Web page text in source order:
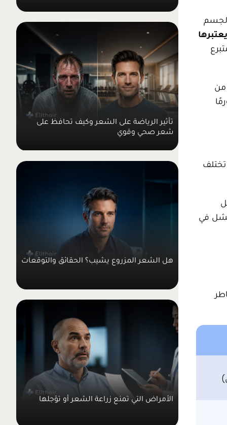
من
في
تأثير الرياضة على الشعر وكيف تحافظ على
شعر صحي وقوي
هل الشعر المزروع يشيب؟ الحقائق والتوقعات
الأمراض التي تمنع زراعة الشعر أو تؤجلها